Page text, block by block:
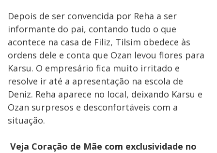
Depois de ser convencida por Reha a ser
informante do pai, contando tudo o que
acontece na casa de Filiz, Tilsim obedece às
ordens dele e conta que Ozan levou flores para
Karsu. O empresário fica muito irritado e
resolve ir até a apresentação na escola de
Deniz. Reha aparece no local, deixando Karsu e
Ozan surpresos e desconfortáveis com a
situação.
Veja Coração de Mãe com exclusividade no